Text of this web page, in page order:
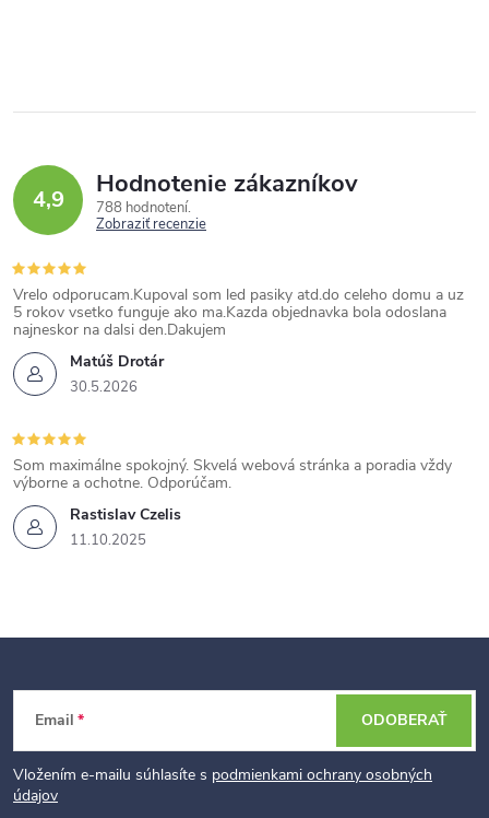
4,9 Hodnotenie zákazníkov
788 hodnotení
Zobraziť recenzie
Matúš Drotár
30.5.2026
Vrelo odporucam.Kupoval som led pasiky atd.do celeho domu a uz
5 rokov vsetko funguje ako ma.Kazda objednavka bola odoslana
najneskor na dalsi den.Dakujem
Rastislav Czelis
11.10.2025
Som maximálne spokojný. Skvelá webová stránka a poradia vždy
výborne a ochotne. Odporúčam.
Email
Vložením e-mailu súhlasíte s podmienkami ochrany osobných
údajov
ODOBERAŤ